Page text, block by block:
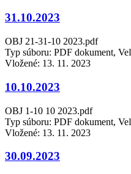
31.10.2023
OBJ 21-31-10 2023.pdf
Typ súboru: PDF dokument,
Vložené: 13. 11. 2023
10.10.2023
OBJ 1-10 10 2023.pdf
Typ súboru: PDF dokument,
Vložené: 13. 11. 2023
30.09.2023